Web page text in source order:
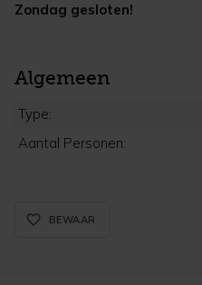
Zondag gesloten!
Algemeen
Type:
Aantal Personen:
favorite_border_rounded
BEWAAR